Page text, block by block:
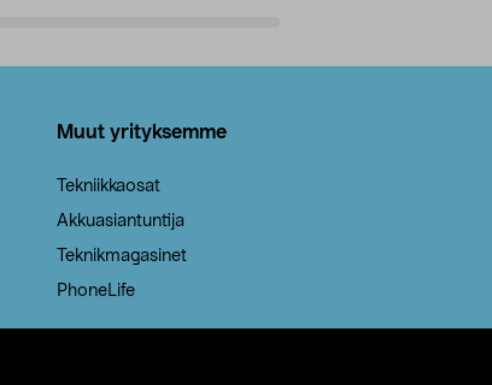
Muut yrityksemme
Tekniikkaosat
Akkuasiantuntija
Teknikmagasinet
PhoneLife